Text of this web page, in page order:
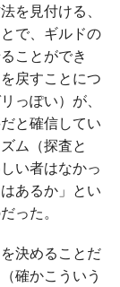
を見付ける、
で、ギルドの
ことができ
戻すことにつ
っぽい）が、
と確信してい
ム（探査と
い者はなかっ
あるか」とい
った。
決めることだ
確かこういう